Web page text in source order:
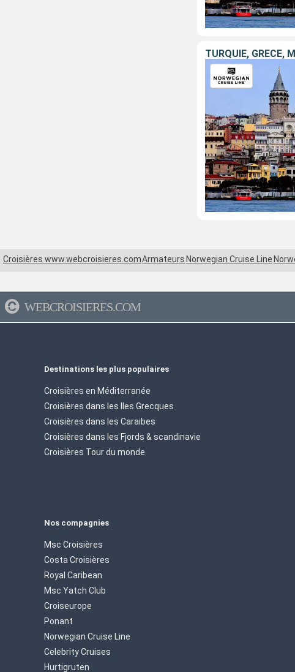
TURQUIE, GRÈCE,
Croisières www.webcroisieres.comArmateurs Norwegian Cruise Line
WEBCROISIERES.COM
Destinations les plus populaires
Croisières en Méditerranée
Croisières dans les Iles Grecques
Croisières dans les Caraibes
Croisières dans les Fjords & scandinavie
Croisières Tour du monde
Nos compagnies
Msc Croisières
Costa Croisières
Royal Caribean
Msc Yatch Club
Croiseurope
Ponant
Norwegian Cruise Line
Celebrity Cruises
Hurtigruten